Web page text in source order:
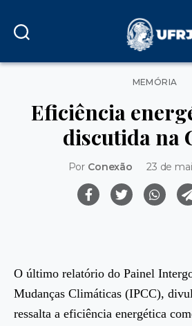
MEMÓRIA
Eficiência
discutida na
Por Conexão 23 de
O último relatório do Painel
Mudanças Climáticas (IPCC),
ressalta a eficiência energética